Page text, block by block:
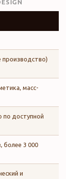
производство)
масс-
по доступной
более 3 000
и